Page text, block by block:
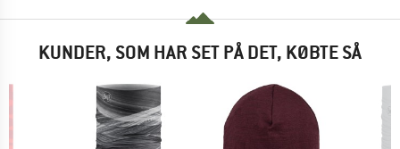
KUNDER, SOM HAR SET PÅ DET, KØBTE SÅ